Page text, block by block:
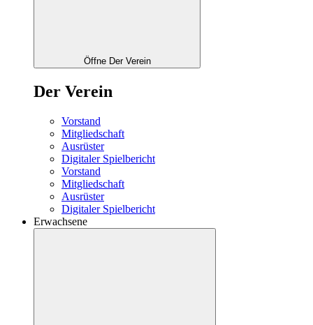
Öffne Der Verein
Der Verein
Vorstand
Mitgliedschaft
Ausrüster
Digitaler Spielbericht
Vorstand
Mitgliedschaft
Ausrüster
Digitaler Spielbericht
Erwachsene